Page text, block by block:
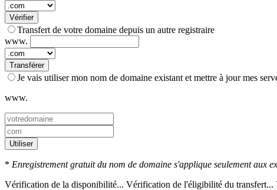
Vérifier
Transfert de votre domaine depuis un autre registraire
www.
Transférer
Je vais utiliser mon nom de domaine existant et mettre à jour mes
www.
Utiliser
* Enregistrement gratuit du nom de domaine s'applique seulement aux
Vérification de la disponibilité... Vérification de l'éligibilité du transfert...